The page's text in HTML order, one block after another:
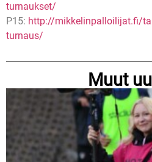
turnaukset/
P15: http://mikkelinpalloilijat.fi/
turnaus/
Muut